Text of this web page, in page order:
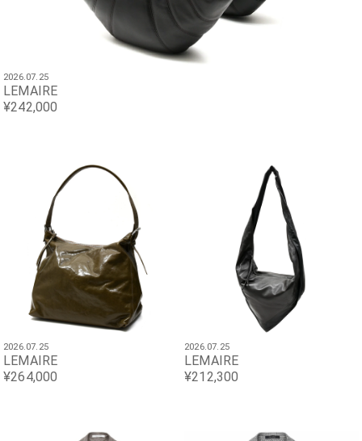
2026.07.25
LEMAIRE
¥242,000
2026.07.25
LEMAIRE
¥264,000
2026.07.25
LEMAIRE
¥212,300